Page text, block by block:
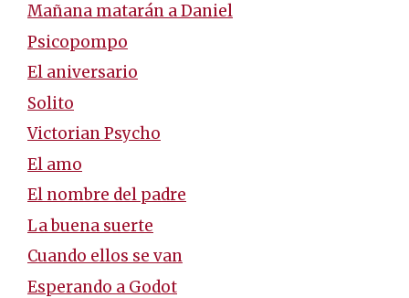
Mañana matarán a Daniel
Psicopompo
El aniversario
Solito
Victorian Psycho
El amo
El nombre del padre
La buena suerte
Cuando ellos se van
Esperando a Godot